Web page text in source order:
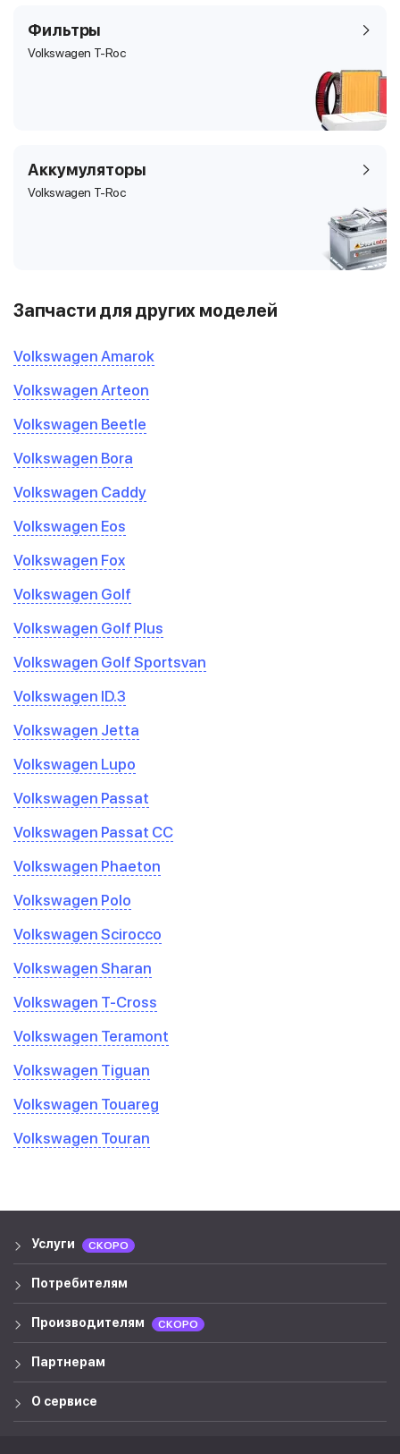
Фильтры
Volkswagen T-Roc
Аккумуляторы
Volkswagen T-Roc
Запчасти для других моделей
Volkswagen Amarok
Volkswagen Arteon
Volkswagen Beetle
Volkswagen Bora
Volkswagen Caddy
Volkswagen Eos
Volkswagen Fox
Volkswagen Golf
Volkswagen Golf Plus
Volkswagen Golf Sportsvan
Volkswagen ID.3
Volkswagen Jetta
Volkswagen Lupo
Volkswagen Passat
Volkswagen Passat CC
Volkswagen Phaeton
Volkswagen Polo
Volkswagen Scirocco
Volkswagen Sharan
Volkswagen T-Cross
Volkswagen Teramont
Volkswagen Tiguan
Volkswagen Touareg
Volkswagen Touran
Услуги СКОРО
Потребителям
Производителям СКОРО
Партнерам
О сервисе